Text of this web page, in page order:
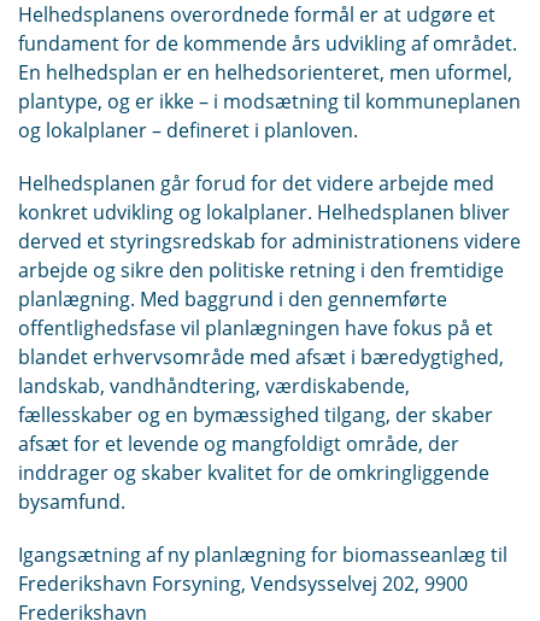
Helhedsplanens overordnede formål er at udgøre et
fundament for de kommende års udvikling af området.
En helhedsplan er en helhedsorienteret, men uformel,
plantype, og er ikke – i modsætning til kommuneplanen
og lokalplaner – defineret i planloven.
Helhedsplanen går forud for det videre arbejde med
konkret udvikling og lokalplaner. Helhedsplanen bliver
derved et styringsredskab for administrationens videre
arbejde og sikre den politiske retning i den fremtidige
planlægning. Med baggrund i den gennemførte
offentlighedsfase vil planlægningen have fokus på et
blandet erhvervsområde med afsæt i bæredygtighed,
landskab, vandhåndtering, værdiskabende,
fællesskaber og en bymæssighed tilgang, der skaber
afsæt for et levende og mangfoldigt område, der
inddrager og skaber kvalitet for de omkringliggende
bysamfund.
Igangsætning af ny planlægning for biomasseanlæg til
Frederikshavn Forsyning, Vendsysselvej 202, 9900
Frederikshavn